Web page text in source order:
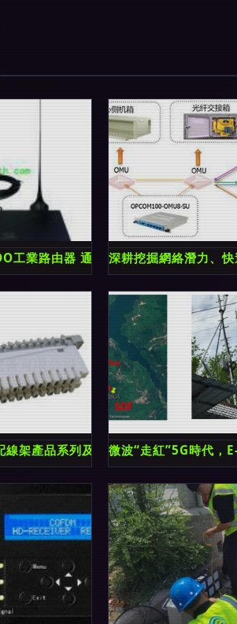
工業路由器 通信傳輸設備的智能新選擇
深耕挖掘網絡潛力、
線架產品系列及通信傳輸核心裝備全覽
微波“走紅”5G時代，